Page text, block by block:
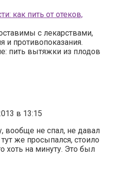
как пить от отеков,
с лекарствами,
и противопоказания.
пить вытяжки из плодов
в 13:15
вообще не спал, не давал
же просыпался, стоило
хоть на минуту. Это был